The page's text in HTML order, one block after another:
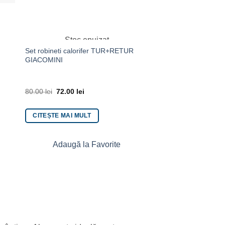
Stoc epuizat
Set robineti calorifer TUR+RETUR
GIACOMINI
80.00lei 72.00 lei
CITEȘTE MAI MULT
Adaugă la Favorite